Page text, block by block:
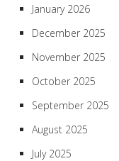
January 2026
December 2025
November 2025
October 2025
September 2025
August 2025
July 2025